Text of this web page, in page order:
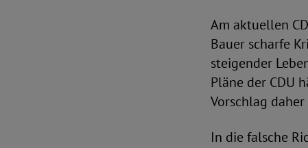
Am aktuellen
Bauer scharfe
steigender
Pläne der CDU
Vorschlag
In die falsche